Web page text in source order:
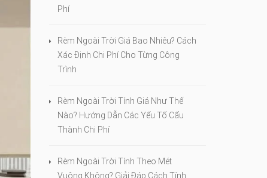
Phí
Rèm Ngoài Trời Giá Bao Nhiêu? Cách
Xác Định Chi Phí Cho Từng Công
Trình
Rèm Ngoài Trời Tính Giá Như Thế
Nào? Hướng Dẫn Các Yếu Tố Cấu
Thành Chi Phí
Rèm Ngoài Trời Tính Theo Mét
Vuông Không? Giải Đáp Cách Tính